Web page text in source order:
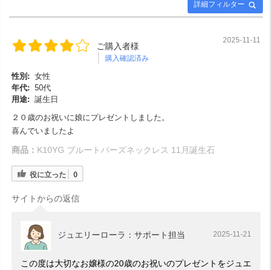
詳細フィルター
ご購入者様
購入確認済み
2025-11-11
性別: 女性
年代: 50代
用途: 誕生日
２０歳のお祝いに娘にプレゼントしました。
喜んでいましたよ
商品： K10YG ブルートパーズネックレス 11月誕生石
役に立った 0
サイトからの返信
ジュエリーローラ：サポート担当 2025-11-21
この度は大切なお嬢様の20歳のお祝いのプレゼントをジュエ